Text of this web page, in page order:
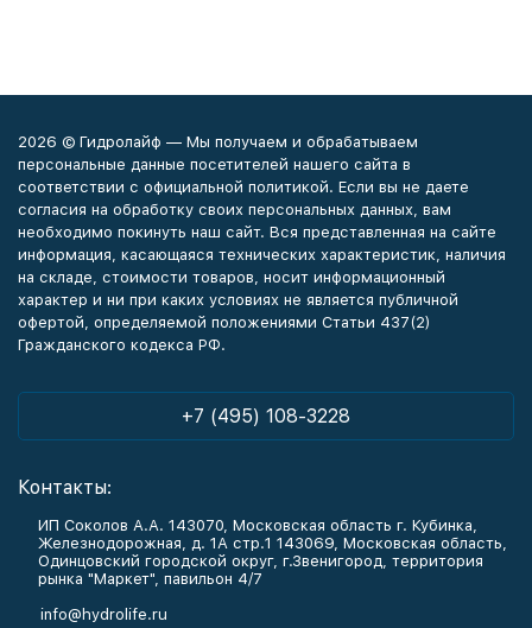
2026 © Гидролайф — Мы получаем и обрабатываем
персональные данные посетителей нашего сайта в
соответствии с официальной политикой. Если вы не даете
согласия на обработку своих персональных данных, вам
необходимо покинуть наш сайт. Вся представленная на сайте
информация, касающаяся технических характеристик, наличия
на складе, стоимости товаров, носит информационный
характер и ни при каких условиях не является публичной
офертой, определяемой положениями Статьи 437(2)
Гражданского кодекса РФ.
+7 (495) 108-3228
Контакты:
ИП Соколов А.А. 143070, Московская область г. Кубинка,
Железнодорожная, д. 1А стр.1 143069, Московская область,
Одинцовский городской округ, г.Звенигород, территория
рынка "Маркет", павильон 4/7
info@hydrolife.ru